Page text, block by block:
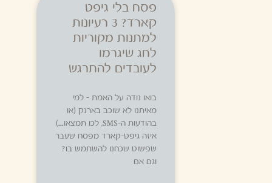
פסח בלי גיפט
קארד? 3 רעיונות
למתנות מקוריות
לחג שיגרמו
לעובדים להתרגש
בואו נודה על האמת – למי
מאיתנו לא שוכב בארנק (או
בהודעות ה-SMS, לכו תמצאו…)
איזה גיפט-קארד מפסח שעבר
שפשוט שכחנו להשתמש בו?
וגם אם